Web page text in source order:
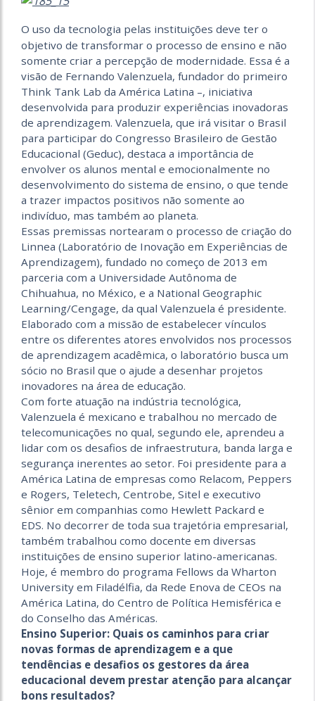
O uso da tecnologia pelas instituições deve ter o
objetivo de transformar o processo de ensino e não
somente criar a percepção de modernidade. Essa é a
visão de Fernando Valenzuela, fundador do primeiro
Think Tank Lab da América Latina –, iniciativa
desenvolvida para produzir experiências inovadoras
de aprendizagem. Valenzuela, que irá visitar o Brasil
para participar do Congresso Brasileiro de Gestão
Educacional (Geduc), destaca a importância de
envolver os alunos mental e emocionalmente no
desenvolvimento do sistema de ensino, o que tende
a trazer impactos positivos não somente ao
indivíduo, mas também ao planeta.
Essas premissas nortearam o processo de criação do
Linnea (Laboratório de Inovação em Experiências de
Aprendiza­gem), fundado no começo de 2013 em
parceria com a Universidade Autônoma de
Chihuahua, no México, e a National Geographic
Learning/Cengage, da qual Valenzuela é presidente.
Elaborado com a missão de estabelecer vínculos
entre os diferentes atores envolvidos nos processos
de aprendizagem acadêmica, o laboratório busca um
sócio no Brasil que o ajude a desenhar projetos
inovadores na área de educação.
Com forte atuação na indústria tecnológica,
Valenzuela é mexicano e trabalhou no mercado de
telecomunicações no qual, segundo ele, aprendeu a
lidar com os desafios de infraestrutura, banda larga e
segurança inerentes ao setor. Foi presidente para a
América Latina de empresas como Relacom, Peppers
e Rogers, Teletech, Centrobe, Sitel e executivo
sênior em companhias como Hewlett Packard e
EDS. No decorrer de toda sua trajetória empresarial,
também trabalhou como docente em diversas
instituições de ensino superior latino-americanas.
Hoje, é membro do pro­grama Fellows da Wharton
University em Filadélfia, da Rede Enova de CEOs na
América Latina, do Centro de Política Hemisférica e
do Conselho das Américas.
Ensino Superior: Quais os caminhos para criar
novas formas de aprendizagem e a que
tendências e desafios os gestores da área
educacional devem prestar atenção para alcançar
bons resultados?